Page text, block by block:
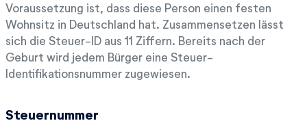
Voraussetzung ist, dass diese Person einen festen
Wohnsitz in Deutschland hat. Zusammensetzen lässt
sich die Steuer-ID aus 11 Ziffern. Bereits nach der
Geburt wird jedem Bürger eine Steuer-
Identifikationsnummer zugewiesen.
Steuernummer